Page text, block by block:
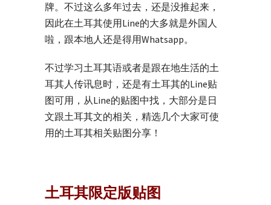
牌。不过这么多年过去，还是没推起来，
因此在土耳其使用Line的大多就是外国人
啦，跟本地人还是得用Whatsapp。
不过学习土耳其语或者是跟在地生活的土
耳其人传讯息时，还是有土耳其的Line贴
图可用，从Line的贴图中找，大部分是日
文跟土耳其文的相关，精选几个大家可使
用的土耳其相关贴图分享！
土耳其限定版贴图